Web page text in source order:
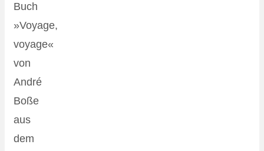
Buch
»Voyage,
voyage«
von
André
Boße
aus
dem